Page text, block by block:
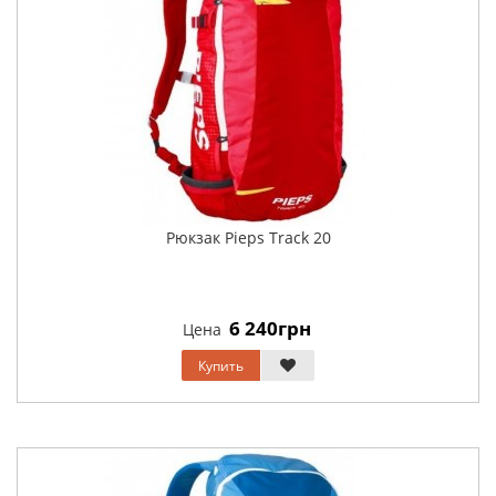
Рюкзак Pieps Track 20
Цена 6 240грн
Купить